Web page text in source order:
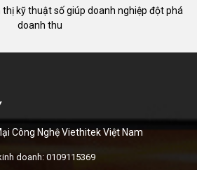
thị kỹ thuật số giúp doanh nghiệp đột phá
doanh thu
Công Nghệ Viethitek Việt Nam
doanh: 0109115369